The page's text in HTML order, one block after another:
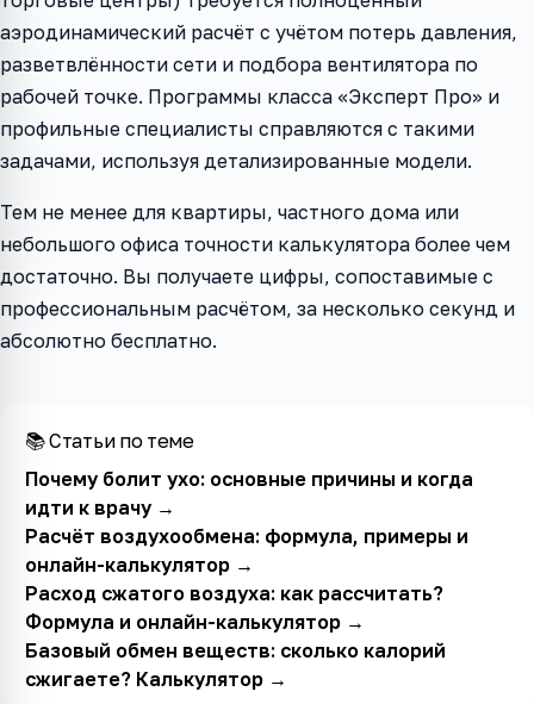
аэродинамический расчёт с учётом потерь давления,
разветвлённости сети и подбора вентилятора по
рабочей точке. Программы класса «Эксперт Про» и
профильные специалисты справляются с такими
задачами, используя детализированные модели.
Тем не менее для квартиры, частного дома или
небольшого офиса точности калькулятора более чем
достаточно. Вы получаете цифры, сопоставимые с
профессиональным расчётом, за несколько секунд и
абсолютно бесплатно.
📚 Статьи по теме
Почему болит ухо: основные причины и когда
идти к врачу→
Расчёт воздухообмена: формула, примеры и
онлайн-калькулятор→
Расход сжатого воздуха: как рассчитать?
Формула и онлайн-калькулятор→
Базовый обмен веществ: сколько калорий
сжигаете? Калькулятор→